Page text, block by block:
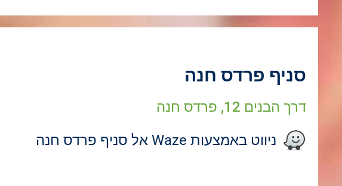
סניף פרדס חנה
דרך הבנים 12, פרדס חנה
ניווט באמצעות Waze אל סניף פרדס חנה